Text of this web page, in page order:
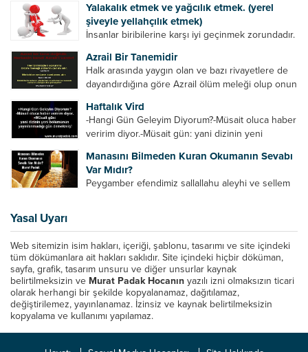
yollarla anlamaya çalışmalıdır. Meal nedir? Arapça
bir kelime olan meal;...
Yalakalık etmek ve yağcılık etmek. (yerel
şiveyle yellahçılık etmek)
İnsanlar biribilerine karşı iyi geçinmek zorundadır.
makam gücü, nesep gücü, maddi güç, fiziki güç)
diğer insanları ezebiliyor. Normal şartlarda elinde
bu güçler...
Azrail Bir Tanemidir
Halk arasında yaygın olan ve bazı rivayetlere de
dayandırdığına göre Azrail ölüm meleği olup onun
Azrail tek başına aynı anda binlerce insanın
canını...
Haftalık Vird
-Hangi Gün Geleyim Diyorum?-Müsait oluca haber
veririm diyor.-Müsait gün: yani dizinin yeni
efendinin Haftalık Virdi HAFTALIK VİRD Pazartesi
Günü Hangi VİRD var?20:00 Star TV –...
Manasını Bilmeden Kuran Okumanın Sevabı
Var Mıdır?
Peygamber efendimiz sallallahu aleyhi ve sellem
Yasal Uyarı
Web sitemizin isim hakları, içeriği, şablonu, tasarımı ve site içindeki
tüm dökümanlara ait hakları saklıdır. Site içindeki hiçbir döküman,
sayfa, grafik, tasarım unsuru ve diğer unsurlar kaynak
belirtilmeksizin ve Murat Padak Hocanın yazılı izni olmaksızın ticari
olarak herhangi bir şekilde kopyalanamaz, dağıtılamaz,
değiştirilemez, yayınlanamaz. İzinsiz ve kaynak belirtilmeksizin
kopyalama ve kullanımı yapılamaz.